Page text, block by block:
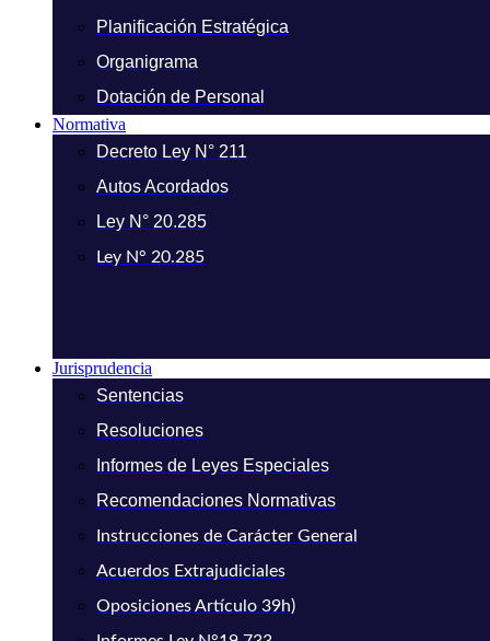
Planificación Estratégica
Organigrama
Dotación de Personal
Normativa
Decreto Ley N° 211
Autos Acordados
Ley N° 20.285
Ley N° 20.285
Jurisprudencia
Sentencias
Resoluciones
Informes de Leyes Especiales
Recomendaciones Normativas
Instrucciones de Carácter General
Acuerdos Extrajudiciales
Oposiciones Artículo 39h)